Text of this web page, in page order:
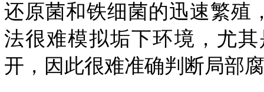
还原菌和铁细菌的迅速繁殖
法很难模拟垢下环境，尤
开，因此很难准确判断局部